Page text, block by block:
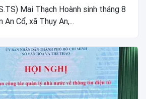
Mai Thạch Hoành sinh tháng 8
Cổ, xã Thụy An,...